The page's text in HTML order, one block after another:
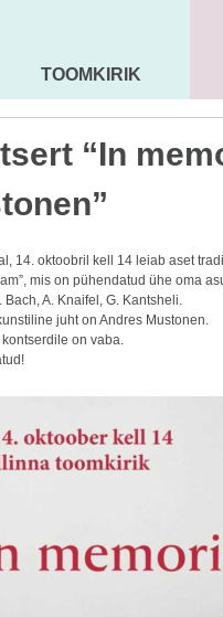
MAARJA KIRIK
TOOMKIRIK
“In
14. oktoobril kell 14 leiab aset
mis on pühendatud ühe oma
Bach, A. Knaifel, G. Kantsheli.
juht on Andres Mustonen.
on vaba.